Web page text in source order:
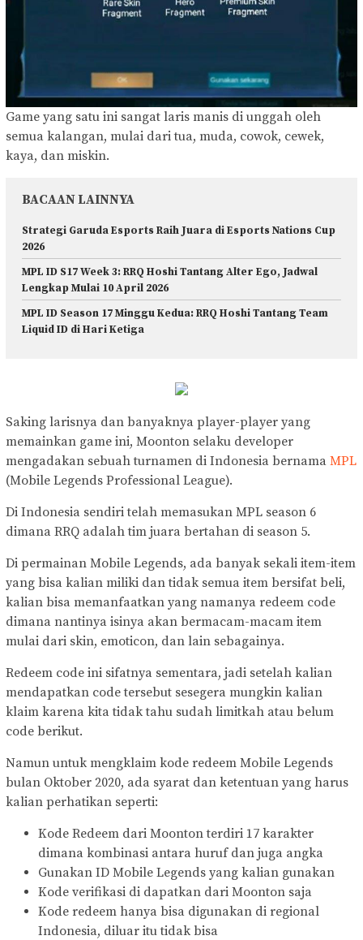
Game yang satu ini sangat laris manis di unggah oleh
semua kalangan, mulai dari tua, muda, cowok, cewek,
kaya, dan miskin.
BACAAN LAINNYA
Strategi Garuda Esports Raih Juara di Esports Nations Cup
2026
MPL ID S17 Week 3: RRQ Hoshi Tantang Alter Ego, Jadwal
Lengkap Mulai 10 April 2026
MPL ID Season 17 Minggu Kedua: RRQ Hoshi Tantang Team
Liquid ID di Hari Ketiga
Saking larisnya dan banyaknya player-player yang
memainkan game ini, Moonton selaku developer
mengadakan sebuah turnamen di Indonesia bernama MPL
(Mobile Legends Professional League).
Di Indonesia sendiri telah memasukan MPL season 6
dimana RRQ adalah tim juara bertahan di season 5.
Di permainan Mobile Legends, ada banyak sekali item-item
yang bisa kalian miliki dan tidak semua item bersifat beli,
kalian bisa memanfaatkan yang namanya redeem code
dimana nantinya isinya akan bermacam-macam item
mulai dari skin, emoticon, dan lain sebagainya.
Redeem code ini sifatnya sementara, jadi setelah kalian
mendapatkan code tersebut sesegera mungkin kalian
klaim karena kita tidak tahu sudah limitkah atau belum
code berikut.
Namun untuk mengklaim kode redeem Mobile Legends
bulan Oktober 2020, ada syarat dan ketentuan yang harus
kalian perhatikan seperti:
Kode Redeem dari Moonton terdiri 17 karakter
dimana kombinasi antara huruf dan juga angka
Gunakan ID Mobile Legends yang kalian gunakan
Kode verifikasi di dapatkan dari Moonton saja
Kode redeem hanya bisa digunakan di regional
Indonesia, diluar itu tidak bisa